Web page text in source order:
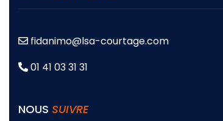
fidanimo@lsa-courtage.com
01 41 03 31 31
NOUS SUIVRE